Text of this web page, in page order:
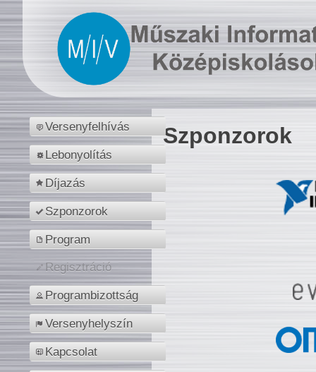
Versenyfelhívás
Lebonyolítás
Díjazás
Szponzorok
Program
Regisztráció
Programbizottság
Versenyhelyszín
Kapcsolat
Szponzorok